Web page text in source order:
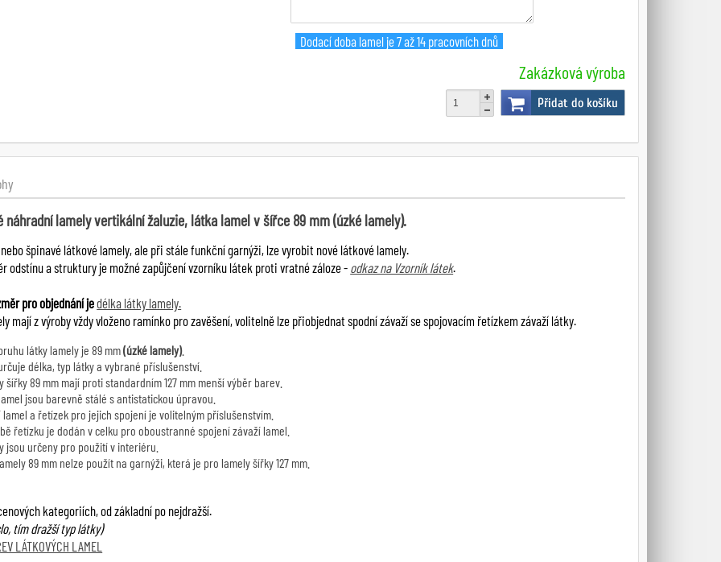
Dodací doba lamel je 7 až 14 pracovních dnů
Zakázková výroba
Přidat do košíku
náhradní lamely vertikální žaluzie, látka lamel v šířce 89 mm (úzké lamely).
špinavé látkové lamely, ale při stále funkční garnýži, lze vyrobit nové látkové lamely.
odstínu a struktury je možné zapůjčení vzorníku látek proti vratné záloze -odkaz na Vzorník látek.
pro objednání jedélka látky lamely.
mají z výroby vždy vloženo ramínko pro zavěšení, volitelně lze přiobjednat spodní závaží se spojovacím řetízkem závaží látky.
látky lamely je 89 mm(úzké lamely).
délka, typ látky a vybrané příslušenství.
šířky 89 mm mají proti standardním 127 mm menší výběr barev.
jsou barevně stálé s antistatickou úpravou.
lamel a řetízek pro jejich spojení je volitelným příslušenstvím.
řetízku je dodán v celku pro oboustranné spojení závaží lamel.
jsou určeny pro použití v interiéru.
89 mm nelze použít na garnýži, která je pro lamely šířky 127 mm.
kategoriích, od základní po nejdražší.
tím dražší typ látky)
LÁTKOVÝCH LAMEL